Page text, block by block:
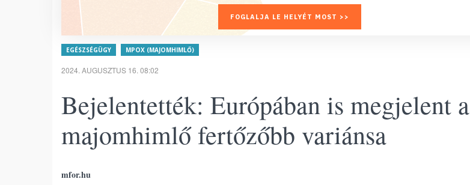
FOGLALJA LE HELYÉT MOST >>
EGÉSZSÉGÜGY MPOX (MAJOMHIMLŐ)
2024. AUGUSZTUS 16. 08:02
Bejelentették: Európában is megjelent a
majomhimlő fertőzőbb variánsa
mfor.hu